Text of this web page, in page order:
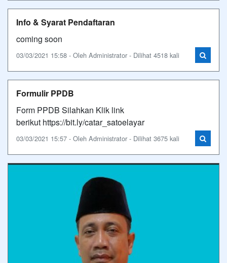
Info & Syarat Pendaftaran
coming soon
03/03/2021 15:58 - Oleh Administrator - Dilihat 4518 kali
Formulir PPDB
Form PPDB Silahkan Klik link
berikut https://bit.ly/catar_satoelayar
03/03/2021 15:57 - Oleh Administrator - Dilihat 3675 kali